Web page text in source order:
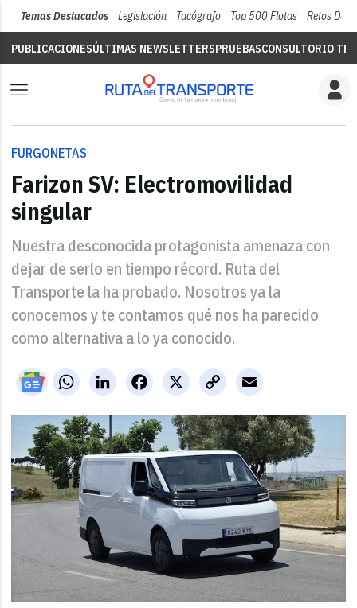
Temas Destacados Legislación Tacógrafo Top 500 Flotas Retos Del
PUBLICACIONESÚLTIMAS NEWSLETTERSPRUEBASCONSULTORIO
FURGONETAS
Farizon SV: Electromovilidad
singular
Nuestra desconocida protagonista amenaza con
dejar de serlo en tiempo récord. Ruta del
Transporte la ha probado. Nosotros ya la
conocemos y te contamos qué nos ha parecido
como alternativa a lo ya conocido.
WhatsAppLinkedIn X
Facebook
Copy
Link
Email